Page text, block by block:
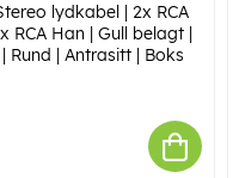
lydkabel | 2x RCA
RCA Han | Gull belagt |
Rund | Antrasitt | Boks